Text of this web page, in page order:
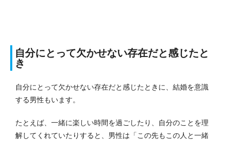
自分にとって欠かせない存在だと感じたと
き
自分にとって欠かせない存在だと感じたときに、結婚を意識
する男性もいます。
たとえば、一緒に楽しい時間を過ごしたり、自分のことを理
解してくれていたりすると、男性は「この先もこの人と一緒